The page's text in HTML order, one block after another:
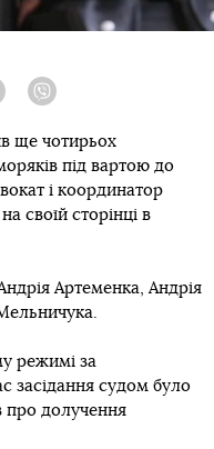
Telegram
ще чотирьох
під вартою до
і координатор
своїй сторінці в
Артеменка, Андрія
режимі за
засідання судом було
про долучення